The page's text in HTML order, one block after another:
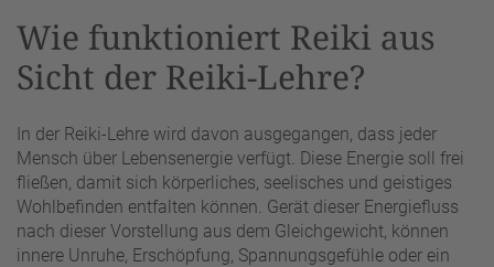
Wie funktioniert Reiki aus
Sicht der Reiki-Lehre?
In der Reiki-Lehre wird davon ausgegangen, dass jeder
Mensch über Lebensenergie verfügt. Diese Energie soll frei
fließen, damit sich körperliches, seelisches und geistiges
Wohlbefinden entfalten können. Gerät dieser Energiefluss
nach dieser Vorstellung aus dem Gleichgewicht, können
innere Unruhe, Erschöpfung, Spannungsgefühle oder ein